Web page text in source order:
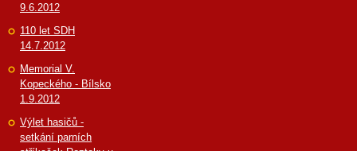
9.6.2012
110 let SDH
14.7.2012
Memorial V.
Kopeckého - Bílsko
1.9.2012
Výlet hasičů -
setkání parních